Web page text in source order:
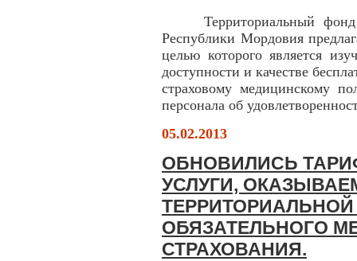
Территориальный фонд
Республики Мордовия
целью которого является
доступности и качестве
страховому медицинскому
персонала об
05.02.2013
ОБНОВИЛИСЬ
УСЛУГИ,
ОБЯЗАТЕЛЬНОГО
СТРАХОВАНИЯ.